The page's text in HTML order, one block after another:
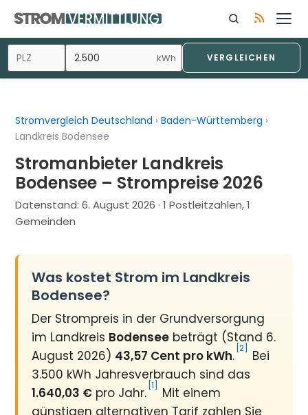
Inhalt
springen
kWh VERGLEICHEN
Stromvergleich Deutschland ›Baden-Württemberg ›
Landkreis Bodensee
Stromanbieter Landkreis
Bodensee – Strompreise 2026
Datenstand:6. August 2026 · 1 Postleitzahlen, 1
Gemeinden
Was kostet Strom im Landkreis
Bodensee?
Der Strompreis in der Grundversorgung
im Landkreis Bodensee beträgt (Stand 6.
August 2026) 43,57 Cent pro kWh. [2]
Bei
3.500 kWh Jahresverbrauch sind das
1.640,03 € pro Jahr. [1]
Mit einem
günstigen alternativen Tarif zahlen Sie